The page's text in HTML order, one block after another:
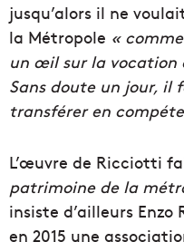
jusqu’alors il ne
la Métropole «
un œil sur la vocation
Sans doute un jour, il
transférer en
L’œuvre de Ricciotti
patrimoine de la
insiste d’ailleurs Enzo
en 2015 une